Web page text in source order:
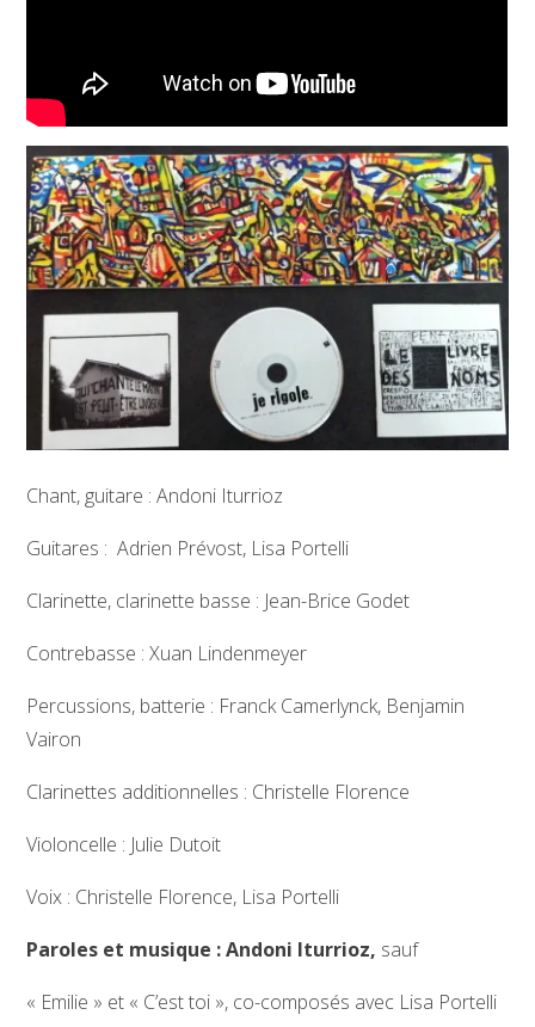
Chant, guitare : Andoni Iturrioz
Guitares : Adrien Prévost, Lisa Portelli
Clarinette, clarinette basse : Jean-Brice Godet
Contrebasse : Xuan Lindenmeyer
Percussions, batterie : Franck Camerlynck, Benjamin
Vairon
Clarinettes additionnelles : Christelle Florence
Violoncelle : Julie Dutoit
Voix : Christelle Florence, Lisa Portelli
Paroles et musique : Andoni Iturrioz, sauf
« Emilie » et « C’est toi », co-composés avec Lisa Portelli